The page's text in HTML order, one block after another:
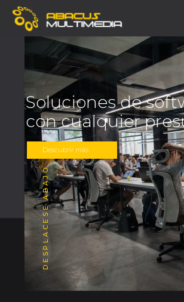
Soluciones de
con cualquier
Descubrir más
DESPLACESE ABAJO
DESDE 2014